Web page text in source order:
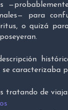
para
o quizá
se caracterizaba
tratando de